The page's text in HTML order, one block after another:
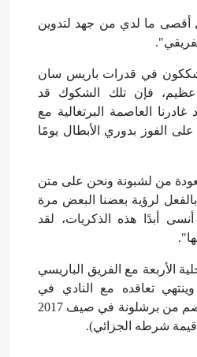
أقصى ما لدي من جهد لتدوين
يشككون في قدرات باريس سان
عظيم، فإن تلك الشكوك قد
العاصمة البرتغالية مع
الفوز بدوري الأبطال يومًا
من لشبونة ونحن على متن
لرؤية بعضنا البعض مرة
أبدًا هذه الذكريات، لقد
الأربعة مع الفريق الباريسي
تعاقده مع النادي في
صيف 2022 علما بأنه انضم من برشلونة في صيف 2017